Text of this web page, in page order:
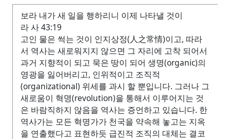
보라 내가 새 일을 행하리니 이제 나타낼 것이
라 사 43:19
고인 물은 썩는 것이 인지상정(人之常情)이고, 따라
서 역사는 새로워지지 않으면 그 자리에 고착 되어서
과거 지향적이 되고 묵은 땅이 되어 생명(organic)의
영광을 잃어버리고, 인위적이고 조직적
(organizational) 위세를 과시 할 뿐입니다. 그러나 그
새로움이 혁명(revolution)을 통해서 이루어지는 것
은 바람직하지 않음을 역사는 증언하고 있습니다. 한
역사가는 모든 혁명가가 천국을 약속해 놓고는 지옥
을 연출했다고 표현하듯 급진적 조직의 대체는 결코